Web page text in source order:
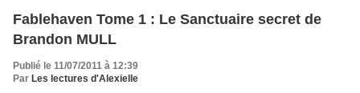
Fablehaven Tome 1 : Le Sanctuaire secret de
Brandon MULL
Publié le 11/07/2011 à 12:39
Par Les lectures d'Alexielle